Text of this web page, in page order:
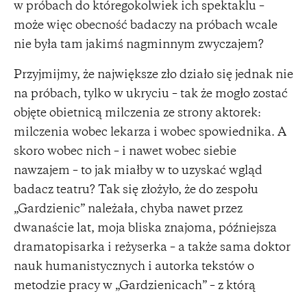
w próbach do któregokolwiek ich spektaklu –
może więc obecność badaczy na próbach wcale
nie była tam jakimś nagminnym zwyczajem?
Przyjmijmy, że największe zło działo się jednak nie
na próbach, tylko w ukryciu – tak że mogło zostać
objęte obietnicą milczenia ze strony aktorek:
milczenia wobec lekarza i wobec spowiednika. A
skoro wobec nich – i nawet wobec siebie
nawzajem – to jak miałby w to uzyskać wgląd
badacz teatru? Tak się złożyło, że do zespołu
„Gardzienic” należała, chyba nawet przez
dwanaście lat, moja bliska znajoma, późniejsza
dramatopisarka i reżyserka – a także sama doktor
nauk humanistycznych i autorka tekstów o
metodzie pracy w „Gardzienicach” – z którą